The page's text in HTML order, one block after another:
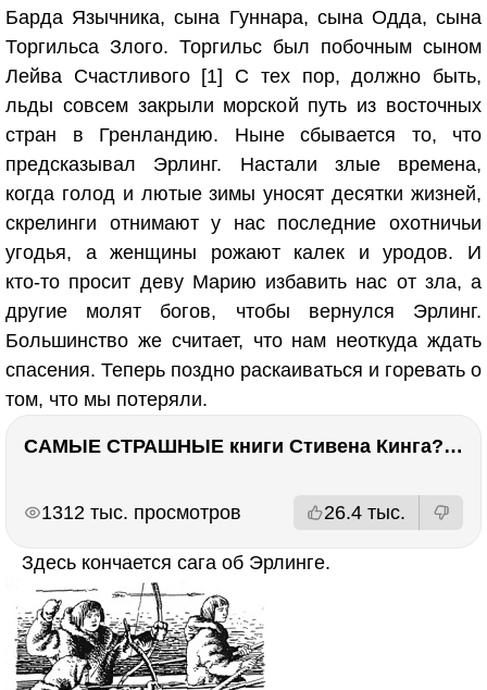
Барда Язычника, сына Гуннара, сына Одда, сына
Торгильса Злого. Торгильс был побочным сыном
Лейва Счастливого [1] С тех пор, должно быть,
льды совсем закрыли морской путь из восточных
стран в Гренландию. Ныне сбывается то, что
предсказывал Эрлинг. Настали злые времена,
когда голод и лютые зимы уносят десятки жизней,
скрелинги отнимают у нас последние охотничьи
угодья, а женщины рожают калек и уродов. И
кто‑то просит деву Марию избавить нас от зла, а
другие молят богов, чтобы вернулся Эрлинг.
Большинство же считает, что нам неоткуда ждать
спасения. Теперь поздно раскаиваться и горевать о
том, что мы потеряли.
САМЫЕ СТРАШНЫЕ книги Стивена Кинга???
1312 тыс. просмотров 26.4 тыс.
Здесь кончается сага об Эрлинге.